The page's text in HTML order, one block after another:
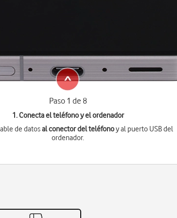
Paso 1 de 8
1. Conecta el teléfono y el ordenador
de datosal conector del teléfonoy al puerto USB del
ordenador.